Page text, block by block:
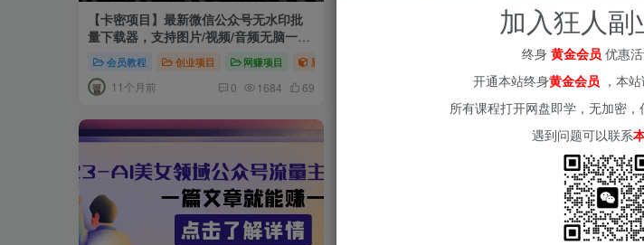
【卡密项目】最新微信公众号无水印批
量下载器，支持图片/视频/音频无脑一键
下载 【永久软件+使用教程】
会员教程 创业项目 网赚项目 新媒体项目
11个月前 0 1684 69
【2025抓住新风口】公众号流量主AI生
成原创爆文项目，新手小白轻松日入
创业项目 AI赚钱法则
0 1737 67
（
小众
收！会
2
加入狂人副
终身 黄金会员 优惠
开通本站终身黄金会员 ，本
所有课程打开网盘即学，无加密
遇到问题可以联系